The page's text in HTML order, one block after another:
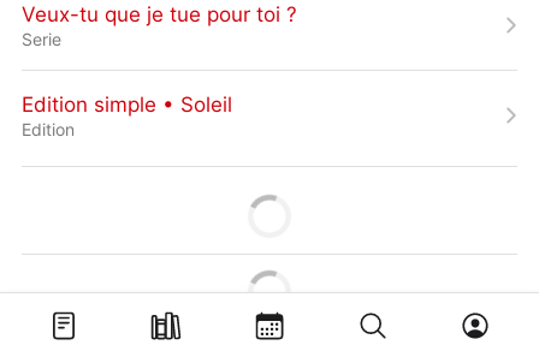
Veux-tu que je tue pour toi ?
Serie
Edition simple • Soleil
Edition